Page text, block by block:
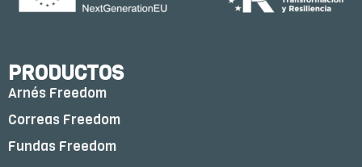
PRODUCTOS
Arnés Freedom
Correas Freedom
Fundas Freedom